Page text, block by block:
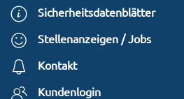
Sicherheitsdatenblätter
Stellenanzeigen / Jobs
Kontakt
Kundenlogin